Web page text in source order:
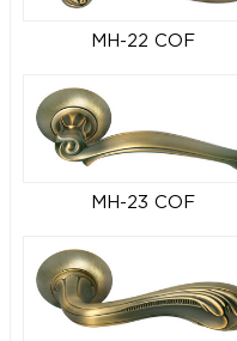
MH-22 COF
MH-23 COF